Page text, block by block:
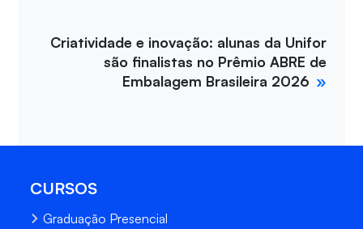
Criatividade e inovação: alunas da Unifor
são finalistas no Prêmio ABRE de
Embalagem Brasileira 2026
CURSOS
Graduação Presencial